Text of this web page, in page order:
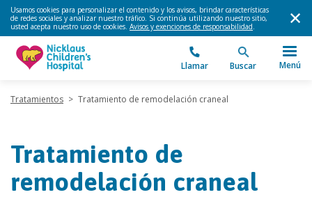
Usamos cookies para personalizar el contenido y los avisos, brindar características
de redes sociales y analizar nuestro tráfico. Si continúa utilizando nuestro sitio,
usted acepta nuestro uso de cookies. Avisos y exenciones de responsabilidad.
Llamar Buscar Menú
Tratamientos > Tratamiento de remodelación craneal
Tratamiento de
remodelación craneal